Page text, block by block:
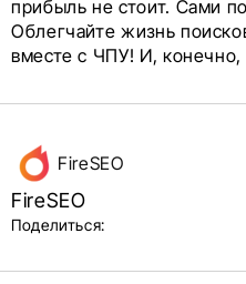
прибыль не стоит. Сами
Облегчайте жизнь
вместе с ЧПУ! И,
Данные
об авторе
и блок
поделиться
FireSEO
FireSEO
Поделиться: